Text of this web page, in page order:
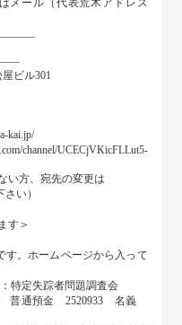
メール（代表荒木アドレス
ビル301
kai.jp/
channel/UCECjVKicFLLut5-
い方、宛先の変更は
さい）
す＞
す。ホームページから入って
特定失踪者問題調査会
普通預金 2520933 名義